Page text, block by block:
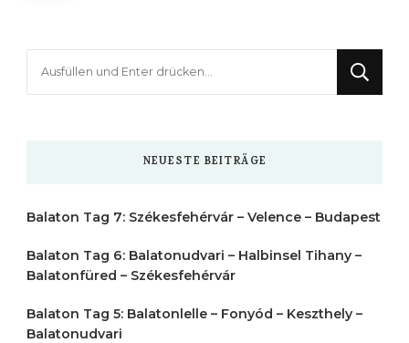
NEUESTE BEITRÄGE
Balaton Tag 7: Székesfehérvár – Velence – Budapest
Balaton Tag 6: Balatonudvari – Halbinsel Tihany –
Balatonfüred – Székesfehérvár
Balaton Tag 5: Balatonlelle – Fonyód – Keszthely –
Balatonudvari